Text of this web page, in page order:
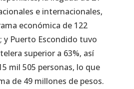
e internacionales,
económica de 122
y Puerto Escondido tuvo
superior a 63%, así
mil 505 personas, lo que
de 49 millones de pesos.